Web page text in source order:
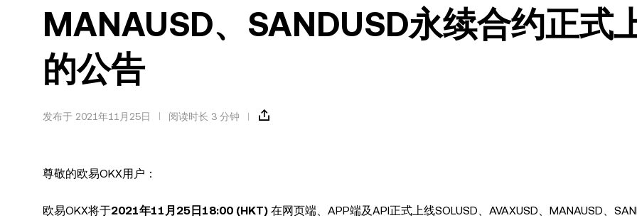
MANAUSD、SANDUSD永续合约正式
的公告
发布于 2021年11月25日 阅读时长 3 分钟
尊敬的欧易OKX用户：
欧易OKX将于2021年11 月25日18:00 (HKT) 在网页端、APP端及API正式上线SOLUSD、AVAXUSD、MANAUSD、